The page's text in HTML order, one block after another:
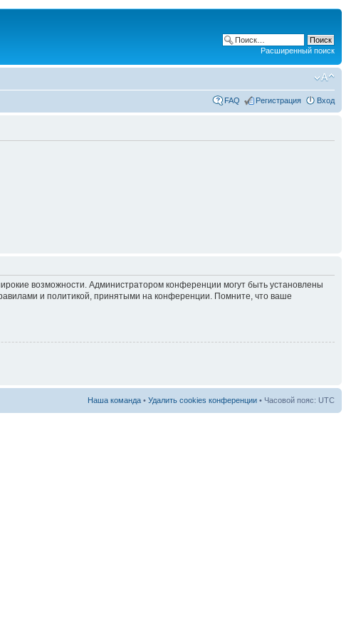
Расширенный поиск
FAQ Регистрация Вход
возможности. Администратором конференции могут быть установлены
и политикой, принятыми на конференции. Помните, что ваше
Наша команда • Удалить cookies конференции • Часовой пояс: UTC